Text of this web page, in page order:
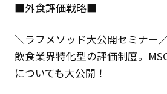
■外食評価戦略■
＼ラフメソッド大公開セミナー
飲食業界特化型の評価制度。
についても大公開！